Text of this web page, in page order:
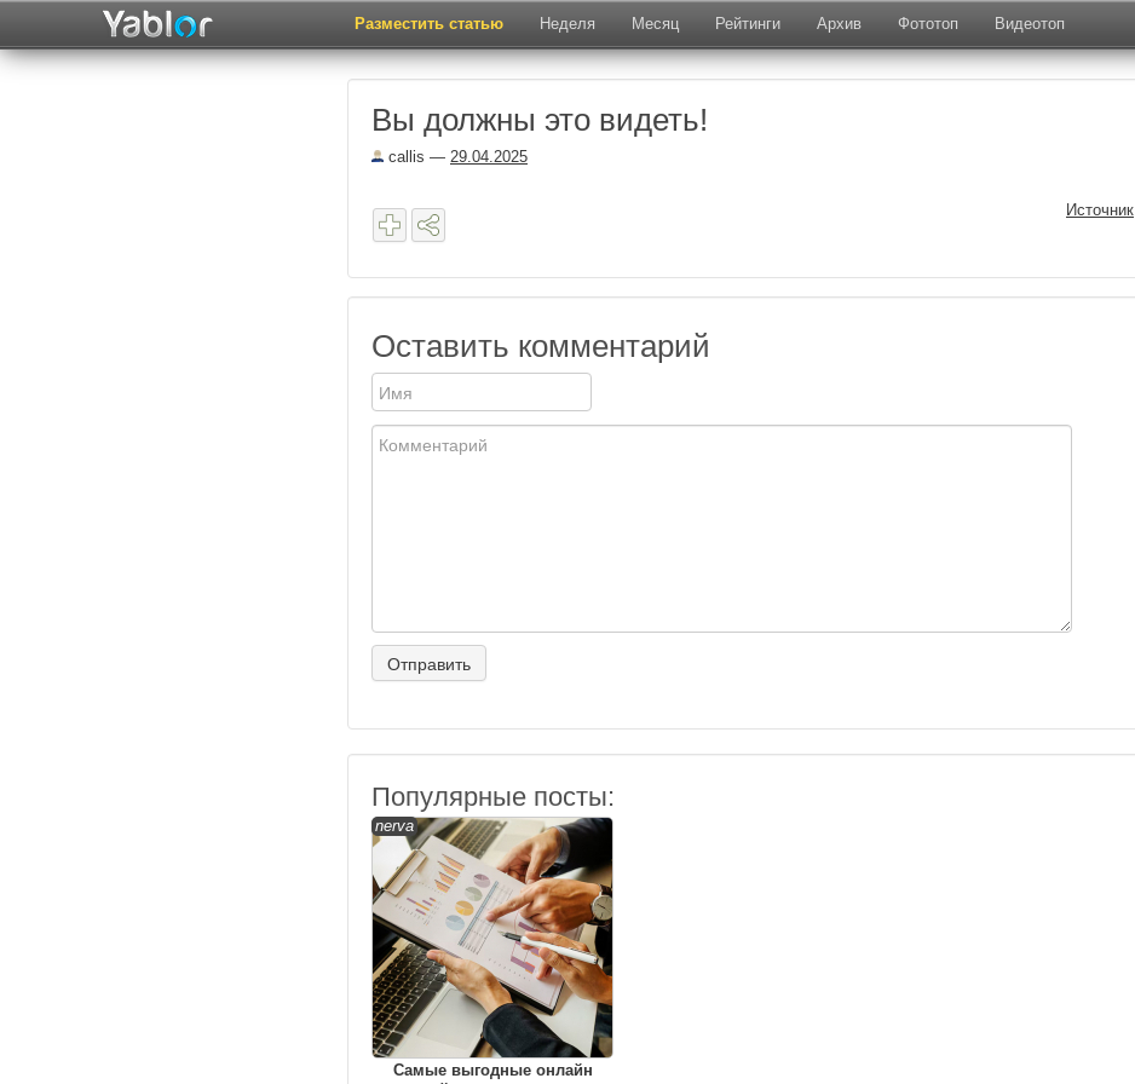
Разместить статью Неделя Месяц Рейтинги Архив Фототоп Видеотоп
Вы должны это видеть!
callis — 29.04.2025
Источник
Оставить комментарий
Популярные посты:
nerva
Самые выгодные онлайн